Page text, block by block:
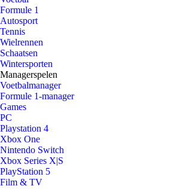
Formule 1
Autosport
Tennis
Wielrennen
Schaatsen
Wintersporten
Managerspelen
Voetbalmanager
Formule 1-manager
Games
PC
Playstation 4
Xbox One
Nintendo Switch
Xbox Series X|S
PlayStation 5
Film & TV